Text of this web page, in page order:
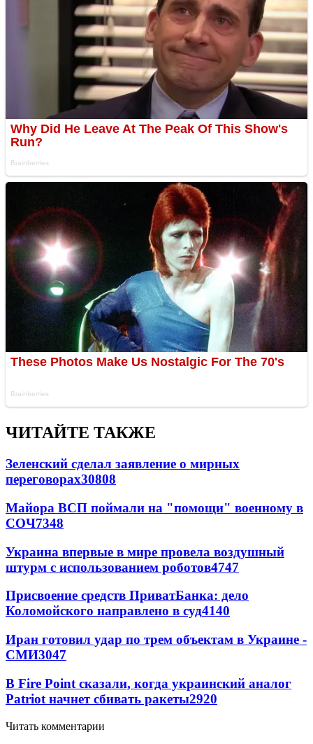
ЧИТАЙТЕ ТАКЖЕ
Зеленский сделал заявление о мирных
переговорах30808
Майора ВСП поймали на "помощи" военному в
СОЧ7348
Украина впервые в мире провела воздушный
штурм с использованием роботов4747
Присвоение средств ПриватБанка: дело
Коломойского направлено в суд4140
Иран готовил удар по трем объектам в Украине -
СМИ3047
В Fire Point сказали, когда украинский аналог
Patriot начнет сбивать ракеты2920
Читать комментарии